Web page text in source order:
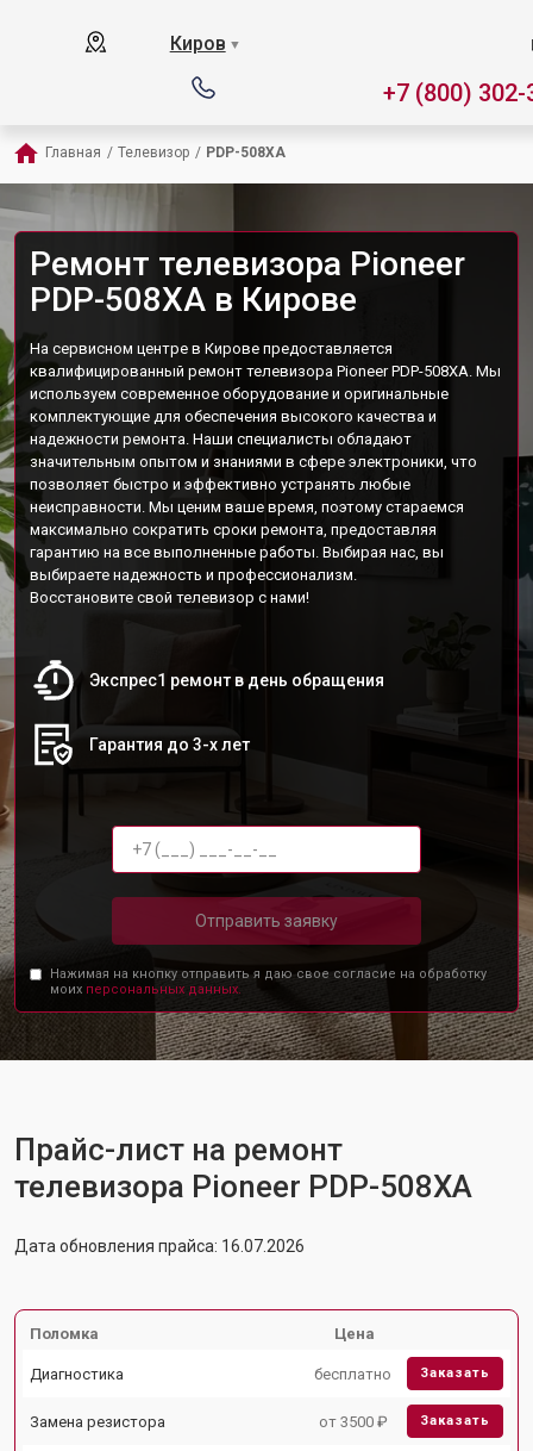
Киров ▼
+7 (800) 302-
Главная / Телевизор / PDP-508XA
Ремонт телевизора Pioneer
PDP-508XA в Кирове
На сервисном центре в Кирове предоставляется
квалифицированный ремонт телевизора Pioneer PDP-508XA. Мы
используем современное оборудование и оригинальные
комплектующие для обеспечения высокого качества и
надежности ремонта. Наши специалисты обладают
значительным опытом и знаниями в сфере электроники, что
позволяет быстро и эффективно устранять любые
неисправности. Мы ценим ваше время, поэтому стараемся
максимально сократить сроки ремонта, предоставляя
гарантию на все выполненные работы. Выбирая нас, вы
выбираете надежность и профессионализм.
Восстановите свой телевизор с нами!
Экспрес1 ремонт в день обращения
Гарантия до 3-х лет
Отправить заявку
Нажимая на кнопку отправить я даю свое согласие на обработку
моих персональных данных.
Прайс-лист на ремонт
телевизора Pioneer PDP-508XA
Дата обновления прайса: 16.07.2026
Поломка Цена
Диагностика бесплатно Заказать
Замена резистора от 3500 ₽ Заказать